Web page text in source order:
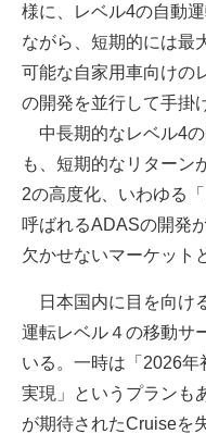
様に、レベル4の自動
ながら、短期的には最
可能な自家用車向けの
の開発を並行して手掛
中長期的なレベル4
も、短期的なリターン
2の高度化、いわゆる
呼ばれるADASの開発
欠かせないマーケット
日本国内に目を向け
運転レベル４の移動サ
いる。一時は「2026
実現」というプランも
が期待されたCruiseを